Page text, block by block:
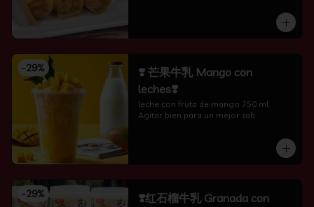
-29%
❣️ 芒果牛乳 Mango con
leches❣️
leche con fruta de mango 750 ml
Agitar bien para un mejor sab
-29%
❣️红石榴牛乳 Granada con